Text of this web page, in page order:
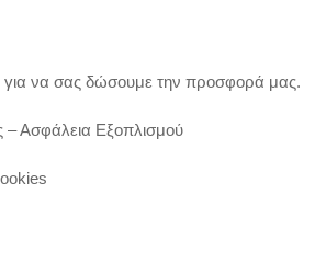
για να σας δώσουμε την προσφορά μας.
Ασφάλεια Εξοπλισμού